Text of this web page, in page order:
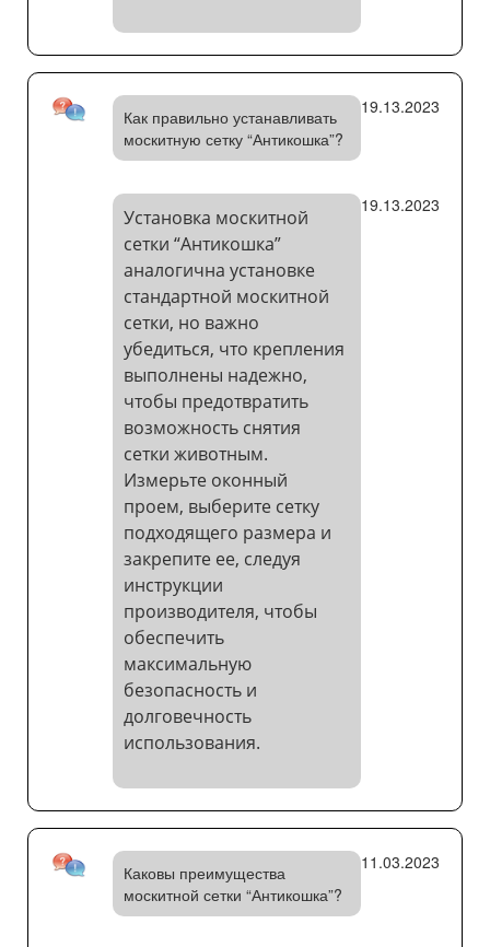
Как правильно устанавливать
москитную сетку “Антикошка”?
19.13.2023
Установка москитной
сетки “Антикошка”
аналогична установке
стандартной москитной
сетки, но важно
убедиться, что крепления
выполнены надежно,
чтобы предотвратить
возможность снятия
сетки животным.
Измерьте оконный
проем, выберите сетку
подходящего размера и
закрепите ее, следуя
инструкции
производителя, чтобы
обеспечить
максимальную
безопасность и
долговечность
использования.
19.13.2023
Каковы преимущества
москитной сетки “Антикошка”?
11.03.2023